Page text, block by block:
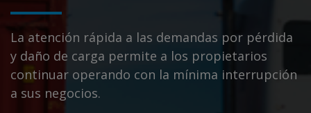
La atención rápida a las demandas por pérdida
y daño de carga permite a los propietarios
continuar operando con la mínima interrupción
a sus negocios.